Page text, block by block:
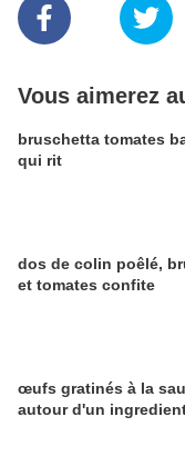
Vous aimerez
bruschetta tomates
qui rit
dos de colin poêlé,
et tomates confite
œufs gratinés à la sauce aurore:
autour d'un